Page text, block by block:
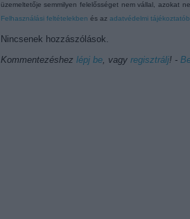
üzemeltetője semmilyen felelősséget nem vállal, azokat
Felhasználási feltételekben és az adatvédelmi
Nincsenek hozzászólások.
Kommentezéshez lépj be, vagy regisztrálj! ‐